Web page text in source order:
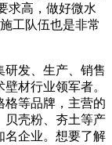
求高，做好微水
工队伍也是非常
发、生产、销售
材行业领军者。
格等品牌，主营的
贝壳粉、夯土等产
名企业。想要了解